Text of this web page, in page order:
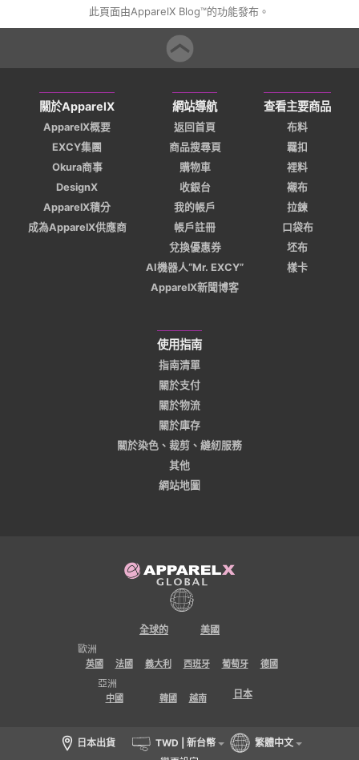
此頁面由ApparelX Blog™的功能發布。
關於ApparelX
ApparelX概要
EXCY集團
Okura商事
DesignX
ApparelX積分
成為ApparelX供應商
網站導航
返回首頁
商品搜尋頁
購物車
收銀台
我的帳戶
帳戶註冊
兌換優惠券
AI機器人“Mr. EXCY”
ApparelX新聞博客
查看主要商品
布料
羈扣
裡料
襯布
拉鍊
口袋布
坯布
樣卡
使用指南
指南清單
關於支付
關於物流
關於庫存
關於染色、裁剪、縫紉服務
其他
網站地圖
全球的
美國
歐洲
英國 法國 義大利 西班牙 葡萄牙 德國
亞洲
中國 韓國 越南 日本
日本出貨 TWD | 新台幣
繁體中文